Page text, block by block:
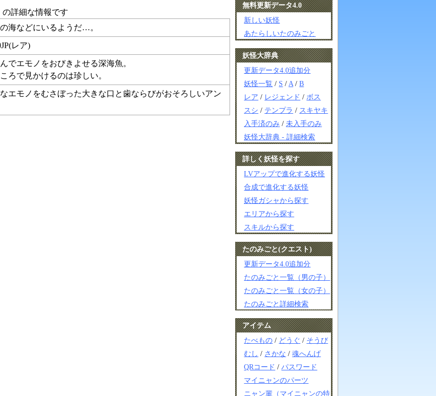
の詳細な情報です
海などにいるようだ…。
レア)
でエモノをおびきよせる深海魚。
ろで見かけるのは珍しい。
エモノをむさぼった大きな口と歯ならびがおそろしいアン
無料更新データ4.0
新しい妖怪
あたらしいたのみごと
妖怪大辞典
更新データ4.0追加分
妖怪一覧 / S / A /B
レア / レジェンド / ボス
スシ / テンプラ / スキヤキ
入手済のみ /未入手のみ
妖怪大辞典 - 詳細検索
詳しく妖怪を探す
LVアップで進化する妖怪
合成で進化する妖怪
妖怪ガシャから探す
エリアから探す
スキルから探す
たのみごと(クエスト)
更新データ4.0追加分
たのみごと一覧（男の子）
たのみごと一覧（女の子）
たのみごと詳細検索
アイテム
たべもの / どうぐ / そうび
むし / さかな /魂へんげ
QRコード /パスワード
マイニャンのパーツ
ニャン輩（マイニャンの特